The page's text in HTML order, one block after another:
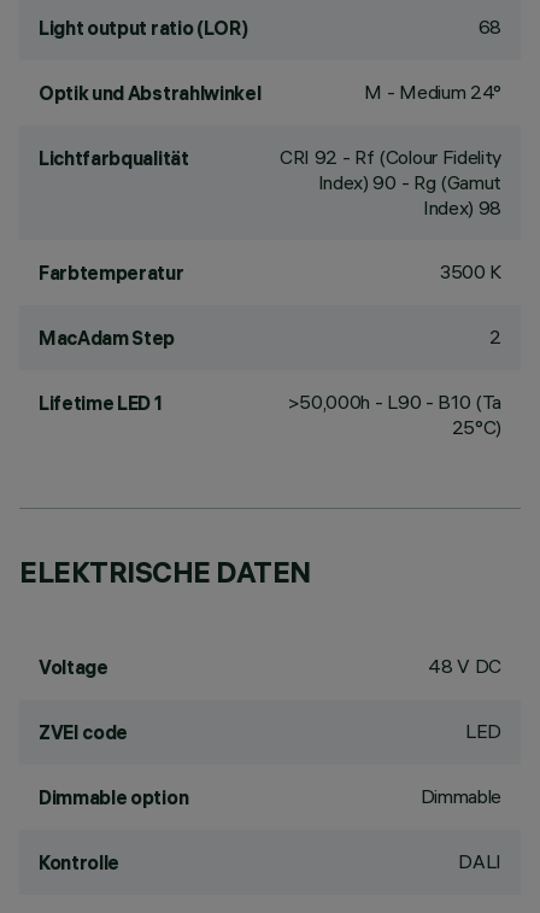
Light output ratio (LOR) 68
Optik und Abstrahlwinkel M - Medium 24°
Lichtfarbqualität CRI 92 - Rf (Colour Fidelity
Index) 90 - Rg (Gamut
Index) 98
Farbtemperatur 3500 K
MacAdam Step 2
Lifetime LED 1
>50,000h - L90 - B10 (Ta
25°C)
ELEKTRISCHE DATEN
Voltage 48 V DC
ZVEI code LED
Dimmable option Dimmable
Kontrolle DALI